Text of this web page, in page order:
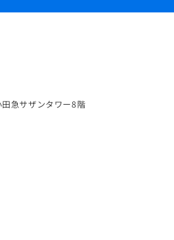
急サザンタワー8階